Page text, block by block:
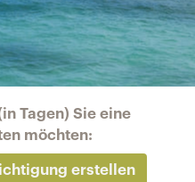
Tagen) Sie eine
möchten:
erstellen